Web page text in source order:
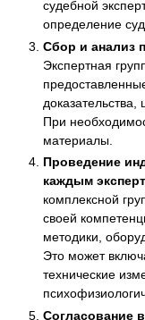
судебной
определение
Сбор и анализ
Экспертная
При
материалы.
Проведение
каждым
комплексной
своей
методики,
Это может
технические
Согласование